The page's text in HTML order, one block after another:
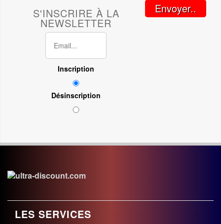
S'INSCRIRE À LA
NEWSLETTER
Inscription
Désinscription
Envoyer..
LES SERVICES